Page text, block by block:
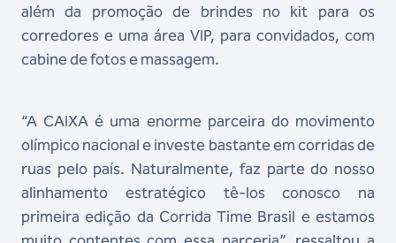
além da promoção de brindes no kit para os
corredores e uma área VIP, para convidados, com
cabine de fotos e massagem.
“A CAIXA é uma enorme parceira do movimento
olímpico nacional e investe bastante em corridas de
ruas pelo país. Naturalmente, faz parte do nosso
alinhamento estratégico tê-los conosco na
primeira edição da Corrida Time Brasil e estamos